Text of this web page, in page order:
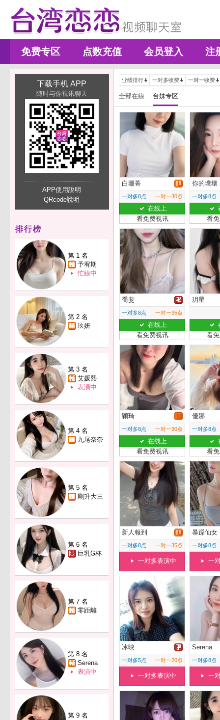
免费专区 点数充值 会员登入 注
下载手机 APP
随时与你视讯聊天
APP使用說明
QRcode說明
排行榜
第 1 名
予宥期
忙線中
第 2 名
玖妍
第 3 名
艾媛熙
表演中
第 4 名
九尾奈奈
第 5 名
剛升大三
第 6 名
巨乳G杯
第 7 名
零距離
第 8 名
Serena
表演中
第 9 名
业绩排行 一对多收费 一对一收费
全部在線 台妹专区
白珊菁
一对多8点 一对一30点
在线上
看免费视讯
你的壞壞
一对多8点
看
喬斐
一对多8点 一对一35点
在线上
看免费视讯
玥星
看
穎琦
一对多8点 一对一30点
在线上
看免费视讯
優娜
一对多8点
看
新人報到
一对多8点 一对一35点
一对多表演中
暴躁仙女
一对多8点
一
冰映
一对多5点 一对一20点
一对多表演中
Serena
一对多8点
一